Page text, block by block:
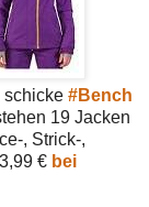
schicke #Bench
19 Jacken
, Strick-,
€ bei